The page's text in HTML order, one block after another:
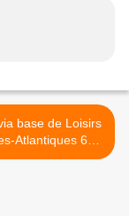
base de Loisirs
Atlantiques 64 )
AA Rando >